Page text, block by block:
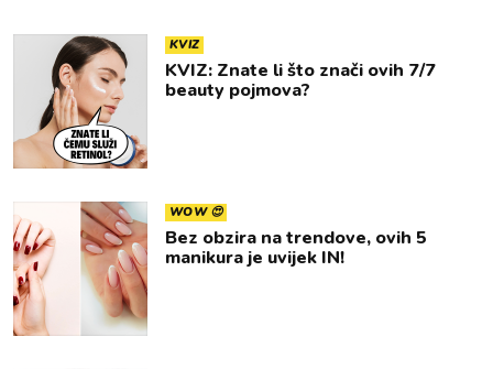
KVIZ
KVIZ: Znate li što znači ovih 7/7
beauty pojmova?
WOW 😍
Bez obzira na trendove, ovih 5
manikura je uvijek IN!